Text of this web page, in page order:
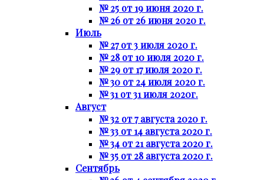
№ 25 от 19 июня 2020 г.
№ 26 от 26 июня 2020 г.
Июль
№ 27 от 3 июля 2020 г.
№ 28 от 10 июля 2020 г.
№ 29 от 17 июля 2020 г.
№ 30 от 24 июля 2020 г.
№ 31 от 31 июля 2020г.
Август
№ 32 от 7 августа 2020 г.
№ 33 от 14 августа 2020 г.
№ 34 от 21 августа 2020 г.
№ 35 от 28 августа 2020 г.
Сентябрь